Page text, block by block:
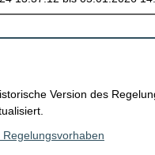
Version des